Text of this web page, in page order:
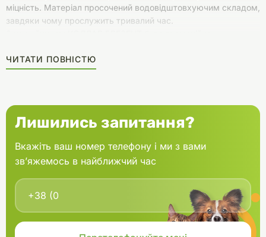
міцність. Матеріал просочений водовідштовхуючим складом,
завдяки чому прослужить тривалий час.
ЧИТАТИ ПОВНІСТЮ
Лишились запитання?
Вкажіть ваш номер телефону і ми з вами
зв’яжемось в найближчий час